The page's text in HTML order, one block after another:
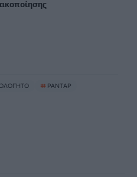
# ΡΑΝΤΑΡ